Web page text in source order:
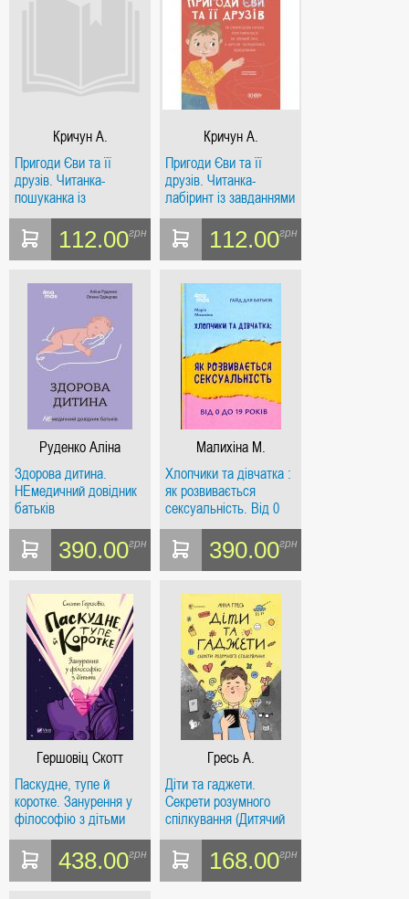
Кричун А.
Пригоди Єви та її
друзів. Читанка-
пошуканка із
завданнями
112.00грн
Кричун А.
Пригоди Єви та її
друзів. Читанка-
лабіринт із завданнями
112.00грн
Руденко Аліна
Здорова дитина.
НЕмедичний довідник
батьків
390.00грн
Малихіна М.
Хлопчики та дівчатка :
як розвивається
сексуальність. Від 0
до 19 років. Гайд для
батьків (4 mamas)
390.00грн
Гершовіц Скотт
Паскудне, тупе й
коротке. Занурення у
філософію з дітьми
438.00грн
Гресь А.
Діти та гаджети.
Секрети розумного
спілкування (Дитячий
садок. Що робити,
якщо...? Ситуації, які
можуть трапитися з
дитиною у дитсадку
168.00грн